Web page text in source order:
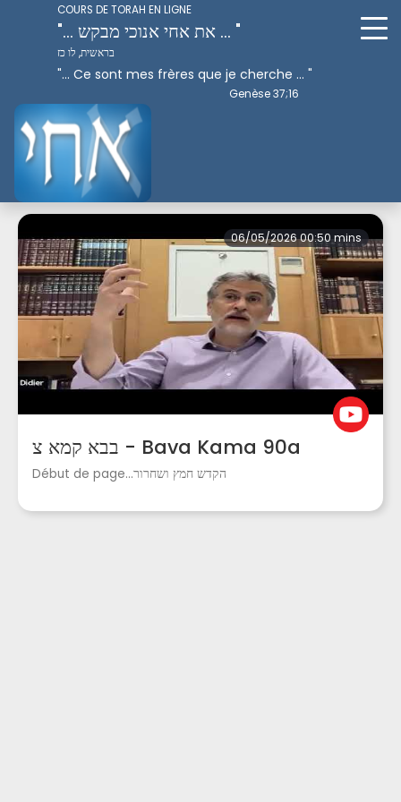
COURS DE TORAH EN LIGNE
"... את אחי אנוכי מבקש ... "
בראשית, לו כז
"... Ce sont mes frères que je cherche ... "
Genèse 37;16
Perek 8
06/05/2026 00:50 mins
בבא קמא צ - Bava Kama 90a
Début de page...הקדש חמץ ושחרור